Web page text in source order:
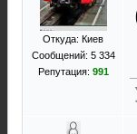
Откуда: Киев
Сообщений: 5 334
Репутация: 991